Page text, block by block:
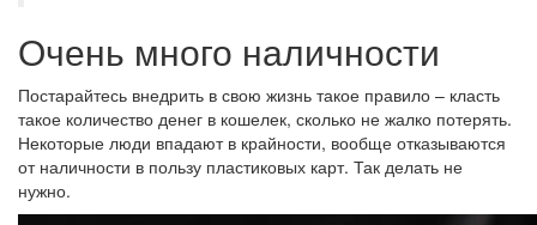
Очень много наличности
Постарайтесь внедрить в свою жизнь такое правило – класть
такое количество денег в кошелек, сколько не жалко потерять.
Некоторые люди впадают в крайности, вообще отказываются
от наличности в пользу пластиковых карт. Так делать не
нужно.